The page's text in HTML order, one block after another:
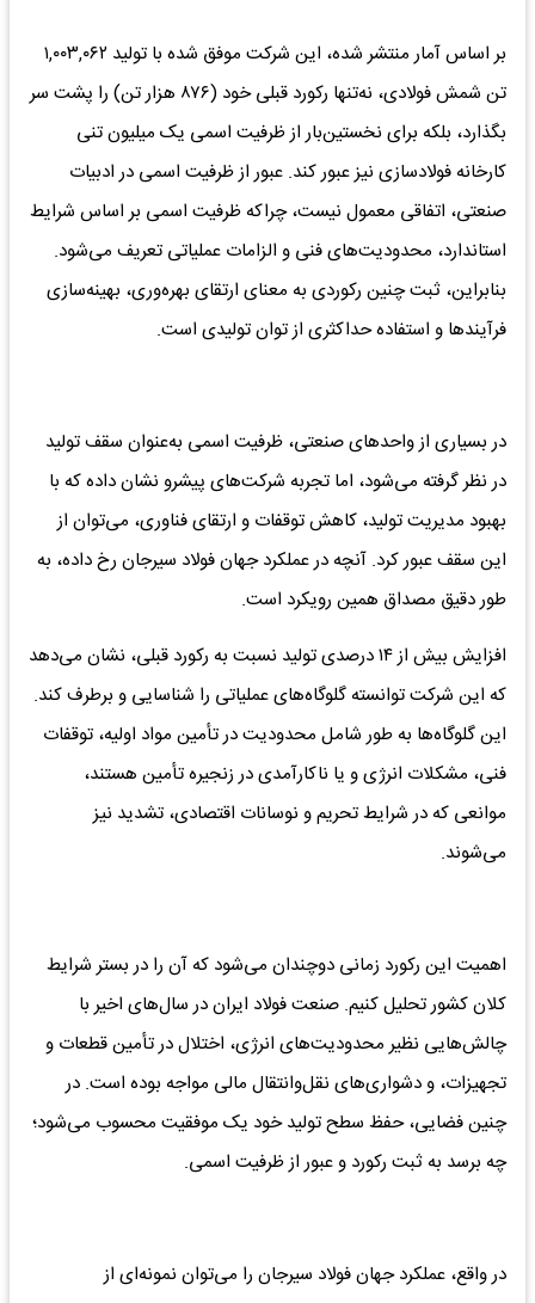
بر اساس آمار منتشر شده، این شرکت موفق شده با تولید ۱,۰۰۳,۰۶۲
تن شمش فولادی، نه‌تنها رکورد قبلی خود (۸۷۶ هزار تن) را پشت سر
بگذارد، بلکه برای نخستین‌بار از ظرفیت اسمی یک میلیون تنی
کارخانه فولادسازی نیز عبور کند. عبور از ظرفیت اسمی در ادبیات
صنعتی، اتفاقی معمول نیست، چراکه ظرفیت اسمی بر اساس شرایط
استاندارد، محدودیت‌های فنی و الزامات عملیاتی تعریف می‌شود.
بنابراین، ثبت چنین رکوردی به معنای ارتقای بهره‌وری، بهینه‌سازی
فرآیندها و استفاده حداکثری از توان تولیدی است.
در بسیاری از واحدهای صنعتی، ظرفیت اسمی به‌عنوان سقف تولید
در نظر گرفته می‌شود، اما تجربه شرکت‌های پیشرو نشان داده که با
بهبود مدیریت تولید، کاهش توقفات و ارتقای فناوری، می‌توان از
این سقف عبور کرد. آنچه در عملکرد جهان فولاد سیرجان رخ داده، به
طور دقیق مصداق همین رویکرد است.
افزایش بیش از ۱۴ درصدی تولید نسبت به رکورد قبلی، نشان می‌دهد
که این شرکت توانسته گلوگاه‌های عملیاتی را شناسایی و برطرف کند.
این گلوگاه‌ها به طور شامل محدودیت در تأمین مواد اولیه، توقفات
فنی، مشکلات انرژی و یا ناکارآمدی در زنجیره تأمین هستند،
موانعی که در شرایط تحریم و نوسانات اقتصادی، تشدید نیز
می‌شوند.
اهمیت این رکورد زمانی دوچندان می‌شود که آن را در بستر شرایط
کلان کشور تحلیل کنیم. صنعت فولاد ایران در سال‌های اخیر با
چالش‌هایی نظیر محدودیت‌های انرژی، اختلال در تأمین قطعات و
تجهیزات، و دشواری‌های نقل‌وانتقال مالی مواجه بوده است. در
چنین فضایی، حفظ سطح تولید خود یک موفقیت محسوب می‌شود؛
چه برسد به ثبت رکورد و عبور از ظرفیت اسمی.
در واقع، عملکرد جهان فولاد سیرجان را می‌توان نمونه‌ای از